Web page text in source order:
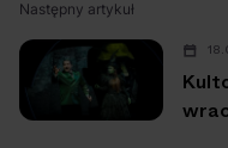
Następny artykuł